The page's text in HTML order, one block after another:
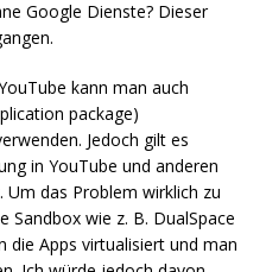
Google Dienste? Dieser
kann man auch
package)
Jedoch gilt es
in YouTube und anderen
Um das Problem wirklich zu
Sandbox wie z. B. DualSpace
die Apps virtualisiert und man